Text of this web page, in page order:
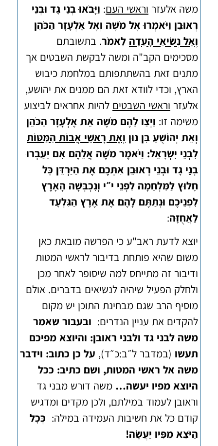
משה אלעזר וראשי העם: וַיָּבֹאוּ בְנֵי גָד וּבְנֵי
רְאוּבֵן וַיֹּאמְרוּ אֶל מֹשֶׁה וְאֶל אֶלְעָזָר הַכֹּהֵן
וְאֶל נְשִׂיאֵי הָעֵדָה לֵאמֹר. בתשובתם
מסכימים הקב"ה ומשה לבקשת השבטים אך
מתנים זאת בהשתתפותם במלחמת כיבוש
הארץ, וכדי לוודא זאת הם ממנים את יהושע,
אלעזר וראשי השבטים להיות אחראים לביצוע
משימה זו: וַיְצַו לָהֶם מֹשֶׁה אֵת אֶלְעָזָר הַכֹּהֵן
וְאֵת יְהוֹשֻׁעַ בִּן נוּן וְאֶת רָאשֵׁי אֲבוֹת הַמַּטּוֹת
לִבְנֵי יִשְׂרָאֵל: וַיֹּאמֶר מֹשֶׁה אֲלֵהֶם אִם יַעַבְרוּ
בְנֵי גָד וּבְנֵי רְאוּבֵן אִתְּכֶם אֶת הַיַּרְדֵּן כׇּל
חָלוּץ לַמִּלְחָמָה לִפְנֵי י״י וְנִכְבְּשָׁה הָאָרֶץ
לִפְנֵיכֶם וּנְתַתֶּם לָהֶם אֶת אֶרֶץ הַגִּלְעָד
לַאֲחֻזָּה:
יוצא לדעת ראב"ע כי הפרשה מובאת כאן
משום שהיא פותחת בדיבור לראשי המטות
ודיבור זה מתייחס למה שיסופר לאחר מכן
ולחלק הפעיל שיהיה לנשיאים בדברים. אולם
מוסיף הרב שגם מבחינת התוכן יש מקום
להקדים את עניין הנדרים: ובעבור שאמר
משה לבני גד ולבני ראובן: והיוצא מפיכם
תעשו (במדבר ל״ב:כ״ד), על כן כתוב: וידבר
משה אל ראשי המטות, ושם כתיב: ככל
היוצא מפיו יעשה… משה דורש מבני גד
וראובן לעמוד במילתם, ולכן מקדים ומדגיש
קודם כל את חשיבות העמידה במילה: כְּכׇל
הַיֹּצֵא מִפִּיו יַעֲשֶׂה!